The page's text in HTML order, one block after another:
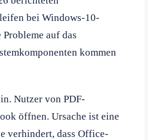
bei Windows-10-
auf das
kommen
Nutzer von PDF-
öffnen. Ursache ist eine
verhindert, dass Office-